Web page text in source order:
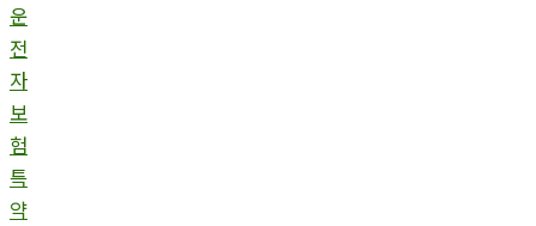
운
전
자
보
험
특
약